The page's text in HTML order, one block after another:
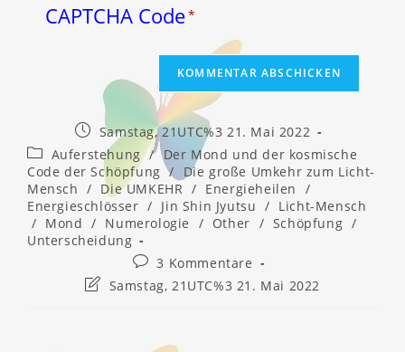
CAPTCHA Code*
Beitrag
veröffentlicht:
Samstag, 21UTC%3 21. Mai 2022
Beitrags-
Kategorie:
Auferstehung / Der Mond und der kosmische
Code der Schöpfung /
Die große Umkehr zum Licht-
Mensch / Die UMKEHR / Energieheilen
/
Energieschlösser / Jin Shin Jyutsu / Licht-Mensch
/ Mond / Numerologie / Other / Schöpfung /
Unterscheidung
Beitrags-
Kommentare:
3 Kommentare
BeitragSamstag, 21UTC%3 21. Mai 2022